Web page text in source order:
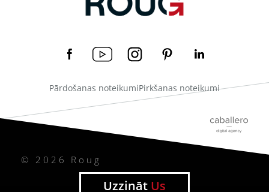
Pārdošanas noteikumiPirkšanas noteikumi
© 2026 Roug
Uzzināt Us